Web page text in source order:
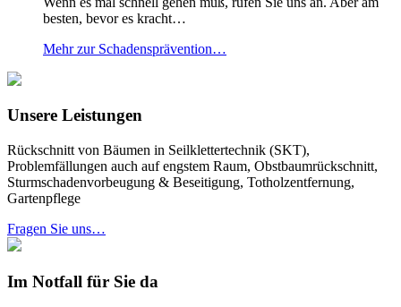
besten, bevor es kracht…
Mehr zur Schadensprävention…
Unsere Leistungen
Rückschnitt von Bäumen in Seilklettertechnik (SKT),
Problemfällungen auch auf engstem Raum, Obstbaumrückschnitt,
Sturmschadenvorbeugung & Beseitigung, Totholzentfernung,
Gartenpflege
Fragen Sie uns…
Im Notfall für Sie da